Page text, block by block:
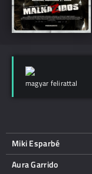
magyar felirattal
Miki Esparbé
Aura Garrido